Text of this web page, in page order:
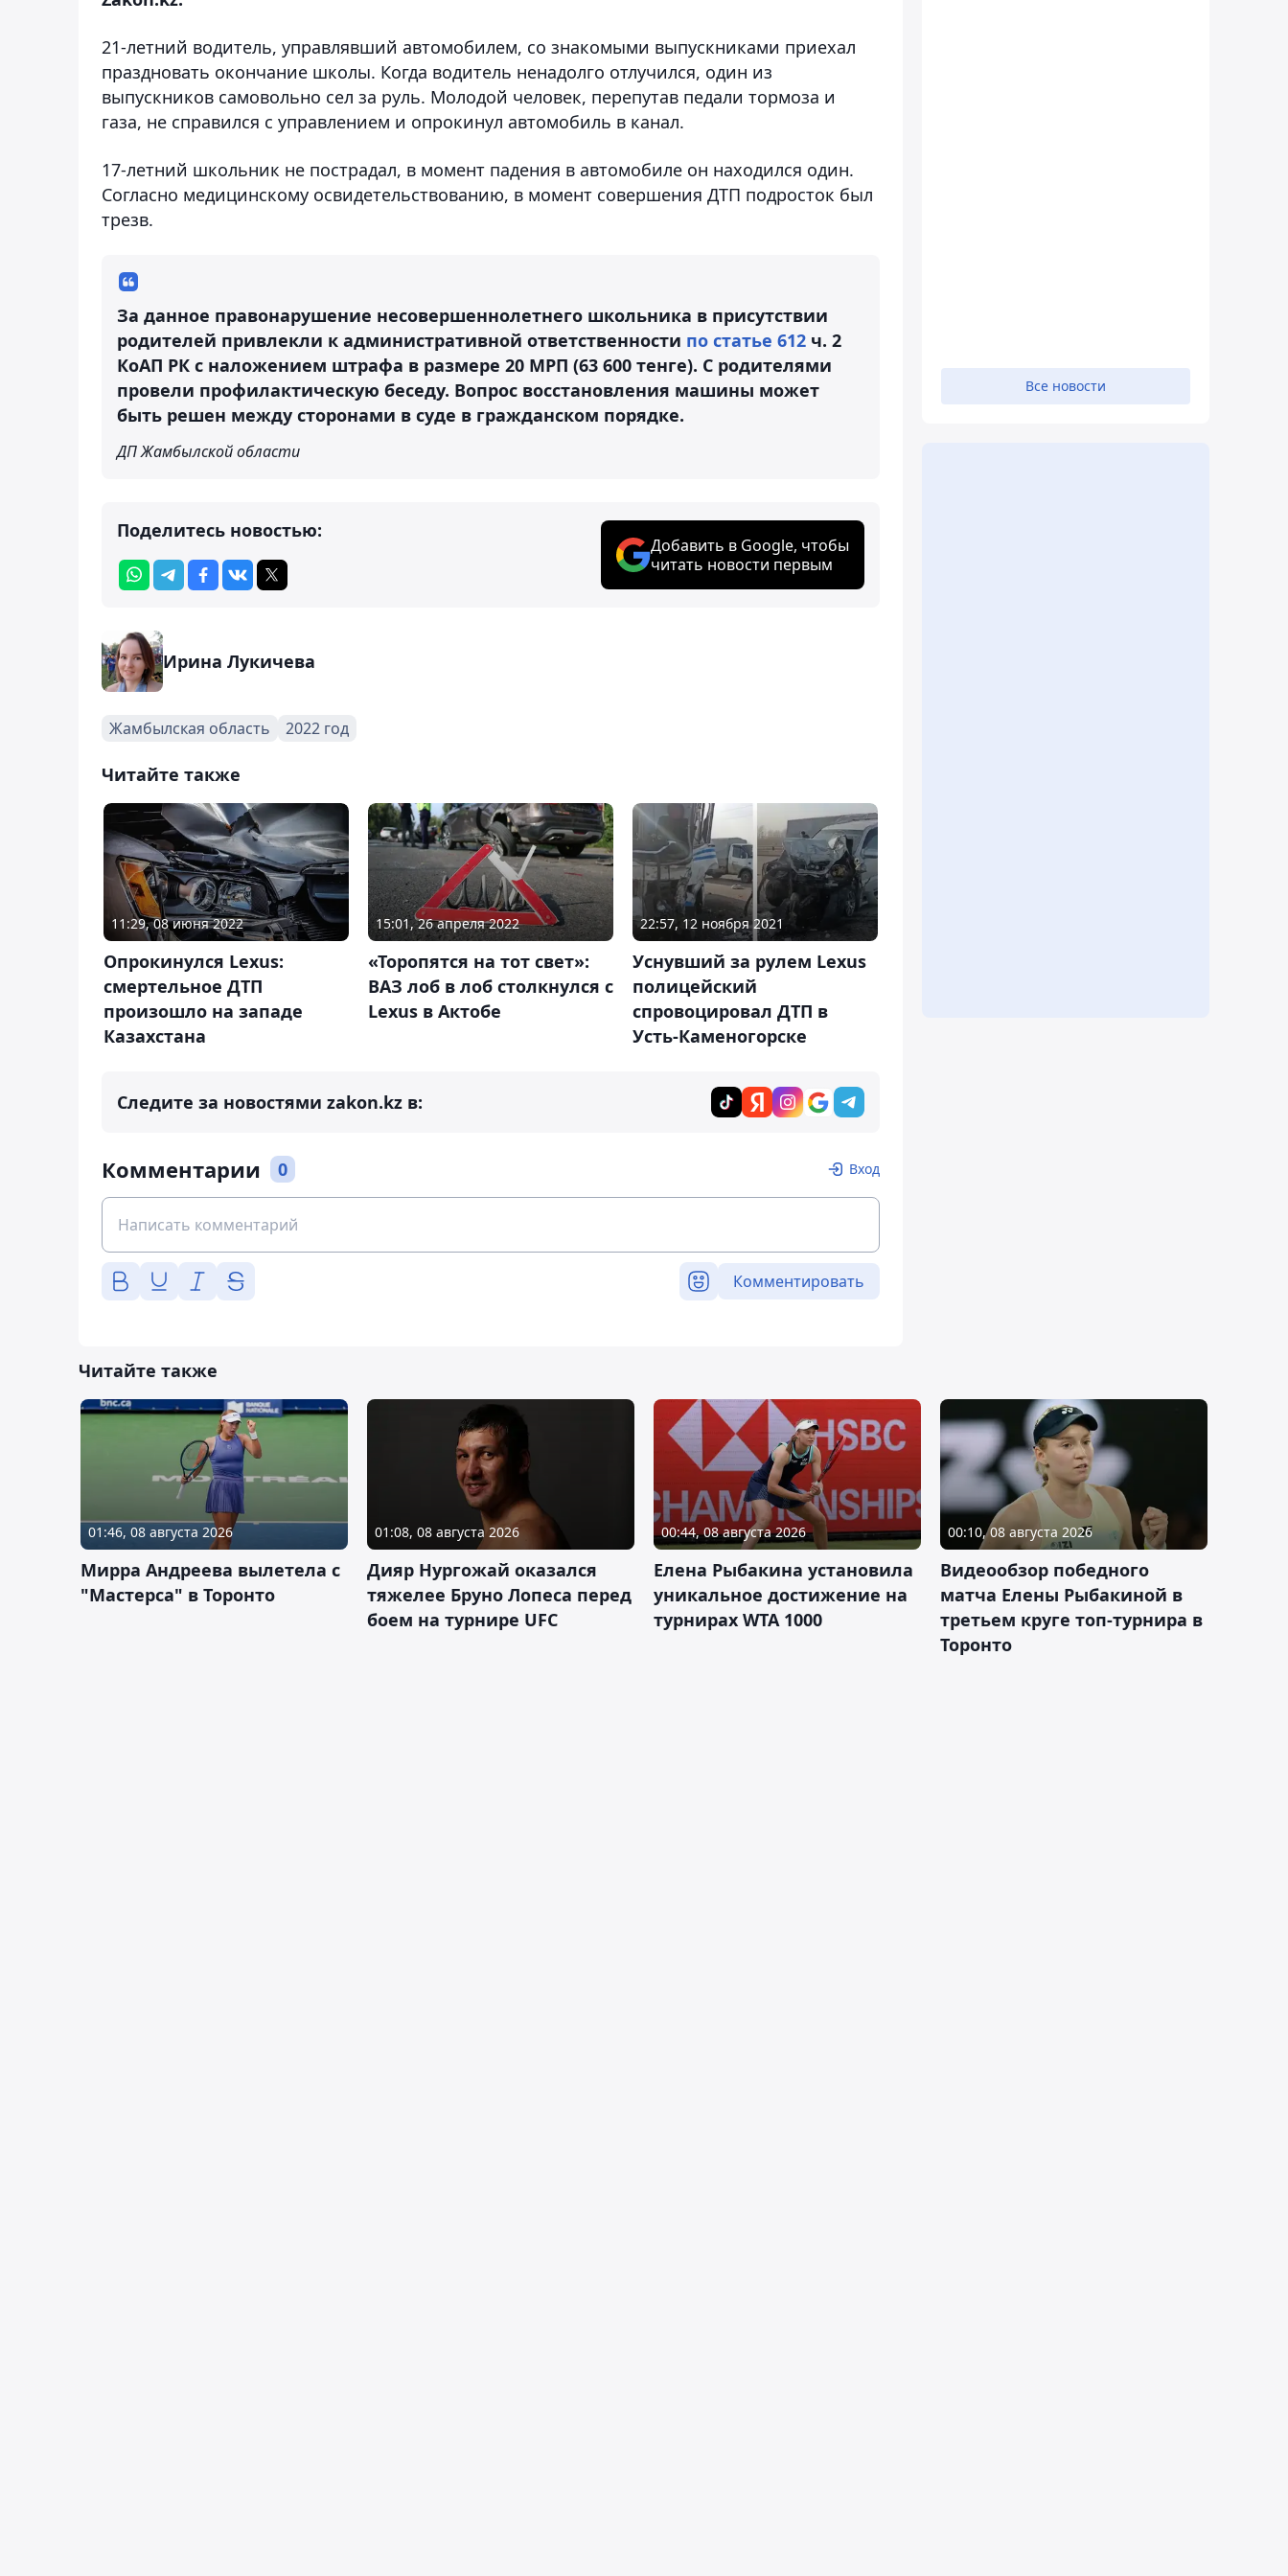
21-летний водитель, управлявший автомобилем, со знакомыми выпускниками приехал
праздновать окончание школы. Когда водитель ненадолго отлучился, один из
выпускников самовольно сел за руль. Молодой человек, перепутав педали тормоза и
газа, не справился с управлением и опрокинул автомобиль в канал.
17-летний школьник не пострадал, в момент падения в автомобиле он находился один.
Согласно медицинскому освидетельствованию, в момент совершения ДТП подросток был
трезв.
За данное правонарушение несовершеннолетнего школьника в присутствии
родителей привлекли к административной ответственности по статье 612 ч. 2
КоАП РК с наложением штрафа в размере 20 МРП (63 600 тенге). С родителями
провели профилактическую беседу. Вопрос восстановления машины может
быть решен между сторонами в суде в гражданском порядке.
ДП Жамбылской области
Поделитесь новостью:
Добавить в Google, чтобы
читать новости первым
Ирина Лукичева
Жамбылская область 2022 год
Читайте также
11:29, 08 июня 2022
Опрокинулся Lexus:
смертельное ДТП
произошло на западе
Казахстана
15:01, 26 апреля 2022
«Торопятся на тот свет»:
ВАЗ лоб в лоб столкнулся с
Lexus в Актобе
22:57, 12 ноября 2021
Уснувший за рулем Lexus
полицейский
спровоцировал ДТП в
Усть-Каменогорске
Следите за новостями zakon.kz в:
Комментарии 0 Вход
Комментировать
Все новости
Читайте также
01:46, 08 августа 2026
Мирра Андреева вылетела с
"Мастерса" в Торонто
01:08, 08 августа 2026
Дияр Нургожай оказался
тяжелее Бруно Лопеса перед
боем на турнире UFC
00:44, 08 августа 2026
Елена Рыбакина установила
уникальное достижение на
турнирах WTA 1000
00:10, 08 августа 2026
Видеообзор победного
матча Елены Рыбакиной в
третьем круге топ-турнира в
Торонто